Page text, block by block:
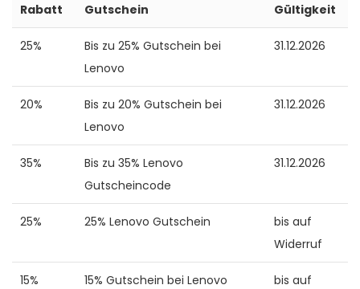
Rabatt Gutschein Gültigkeit
25%
Bis zu 25% Gutschein bei
Lenovo
31.12.2026
20%
Bis zu 20% Gutschein bei
Lenovo
31.12.2026
35%
Bis zu 35% Lenovo
Gutscheincode
31.12.2026
25% 25% Lenovo Gutschein
bis auf
Widerruf
15% 15% Gutschein bei Lenovo
bis auf